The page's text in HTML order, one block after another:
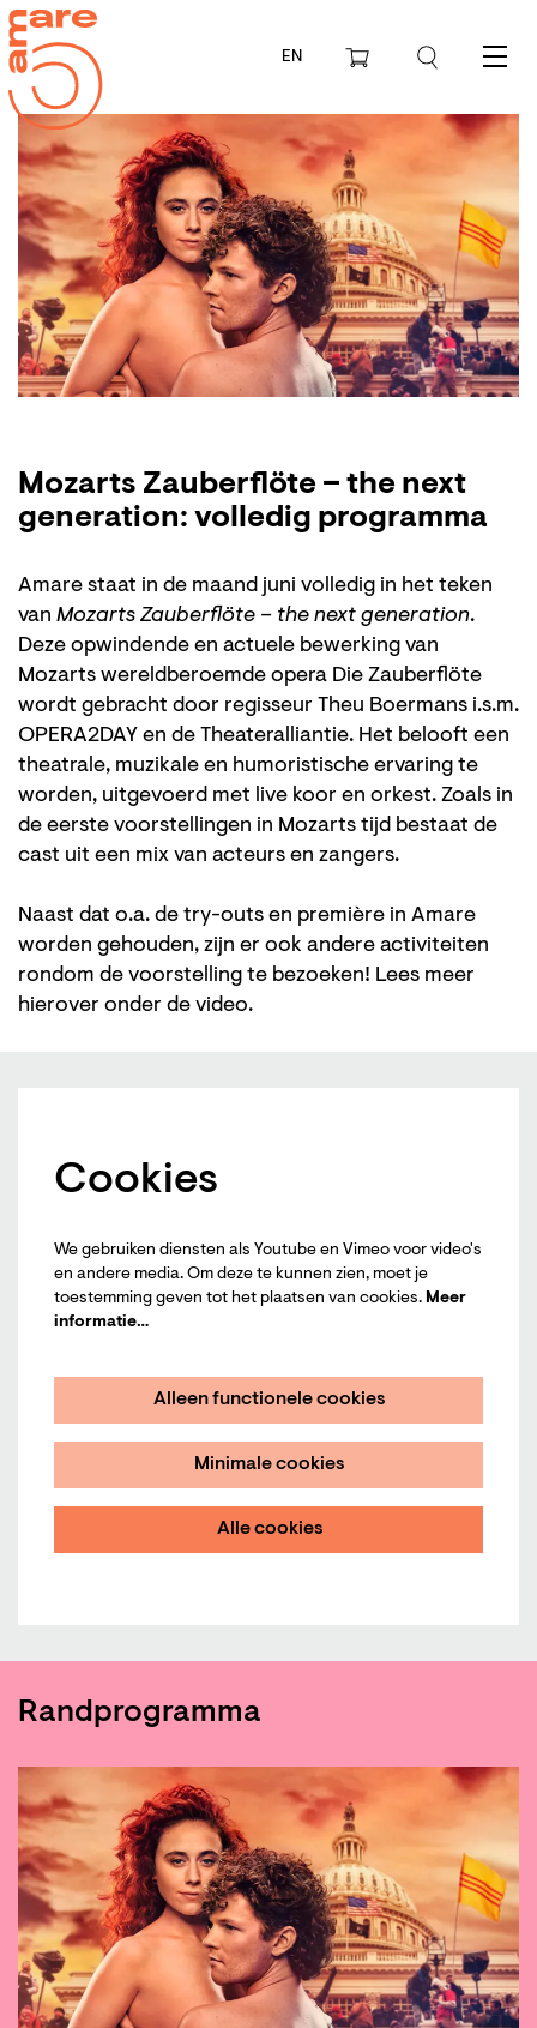
EN Menu
Mozarts Zauberflöte – the next
generation: volledig programma
Amare staat in de maand juni volledig in het teken
van Mozarts Zauberflöte – the next generation.
Deze opwindende en actuele bewerking van
Mozarts wereldberoemde opera Die Zauberflöte
wordt gebracht door regisseur Theu Boermans i.s.m.
OPERA2DAY en de Theateralliantie. Het belooft een
theatrale, muzikale en humoristische ervaring te
worden, uitgevoerd met live koor en orkest. Zoals in
de eerste voorstellingen in Mozarts tijd bestaat de
cast uit een mix van acteurs en zangers.
Naast dat o.a. de try-outs en première in Amare
worden gehouden, zijn er ook andere activiteiten
rondom de voorstelling te bezoeken! Lees meer
hierover onder de video.
Cookies
We gebruiken diensten als Youtube en Vimeo voor video's
en andere media. Om deze te kunnen zien, moet je
toestemming geven tot het plaatsen van cookies. Meer
informatie…
Alleen functionele cookies
Minimale cookies
Alle cookies
Randprogramma